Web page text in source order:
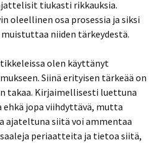
tiukasti rikkauksia.
oleellinen osa prosessia ja siksi
niiden tärkeydestä.
olen käyttänyt
Siinä erityisen tärkeää on
takaa. Kirjaimellisesti luettuna
ehkä jopa viihdyttävä, mutta
ajateltuna siitä voi ammentaa
periaatteita ja tietoa siitä,